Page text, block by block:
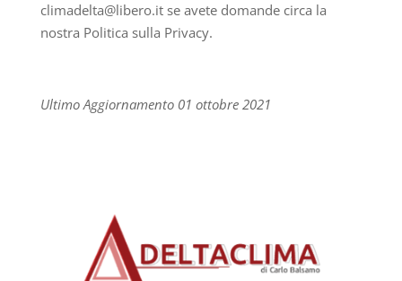
climadelta@libero.it se avete domande circa la
nostra Politica sulla Privacy.
Ultimo Aggiornamento 01 ottobre 2021